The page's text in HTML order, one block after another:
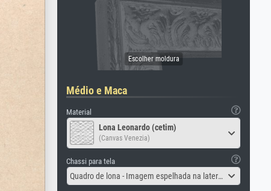
Médio e Maca
Material
Lona Leonardo (cetim)
(Canvas Venezia)
Chassi para tela
Quadro de lona - Imagem espelhada na lateral